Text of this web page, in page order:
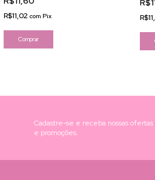
R$11,02 com Pix
Cadastre-se e receba nossas
e promoções.